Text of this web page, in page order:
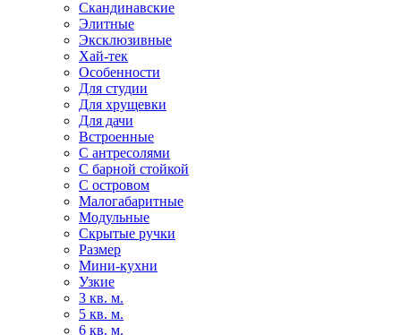
Скандинавские
Элитные
Эксклюзивные
Хай-тек
Особенности
Для студии
Для хрущевки
Для дачи
Встроенные
С антресолями
С барной стойкой
С островом
Малогабаритные
Модульные
Скрытые ручки
Размер
Мини-кухни
Узкие
3 кв. м.
5 кв. м.
6 кв. м.